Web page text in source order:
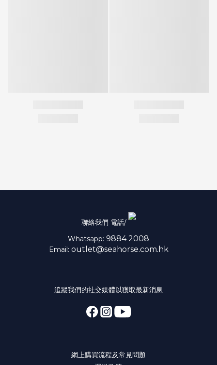
聯絡我們 電話/
Whatsapp: 9884 2008
Email: outlet@seahorse.com.hk
追蹤我們的社交媒體以獲取最新消息
網上購買流程及常見問題